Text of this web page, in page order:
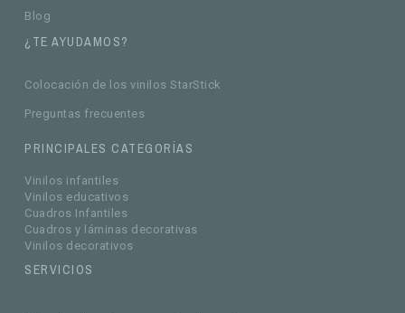
Blog
¿TE AYUDAMOS?
Colocación de los vinilos StarStick
Preguntas frecuentes
PRINCIPALES CATEGORÍAS
Vinilos infantiles
Vinilos educativos
Cuadros Infantiles
Cuadros y láminas decorativas
Vinilos decorativos
SERVICIOS